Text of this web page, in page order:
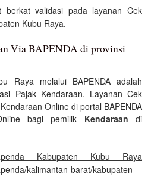
berkat validasi pada layanan Cek
Kubu Raya.
Via BAPENDA di provinsi
Raya melalui BAPENDA adalah
Pajak Kendaraan. Layanan Cek
Online di portal BAPENDA
bagi pemilik Kendaraan di
Kabupaten Kubu Raya
kalimantan-barat/kabupaten-